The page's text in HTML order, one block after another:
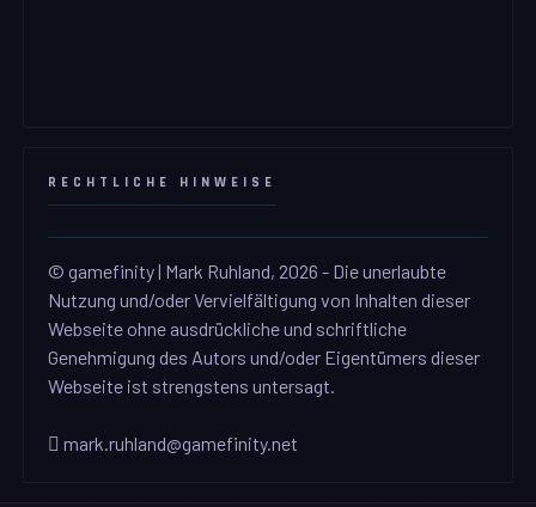
RECHTLICHE HINWEISE
© gamefinity | Mark Ruhland, 2026 - Die unerlaubte
Nutzung und/oder Vervielfältigung von Inhalten dieser
Webseite ohne ausdrückliche und schriftliche
Genehmigung des Autors und/oder Eigentümers dieser
Webseite ist strengstens untersagt.
mark.ruhland@gamefinity.net